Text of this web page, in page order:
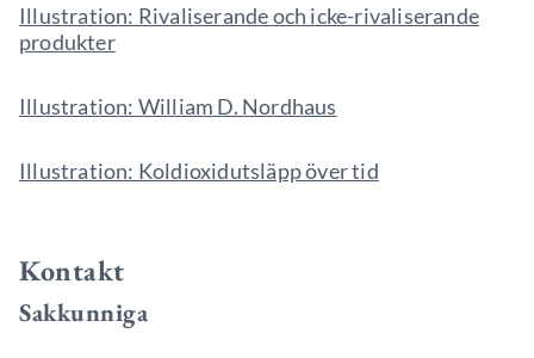
Illustration: Rivaliserande och icke-rivaliserande
produkter
Illustration: William D. Nordhaus
Illustration: Koldioxidutsläpp över tid
Kontakt
Sakkunniga